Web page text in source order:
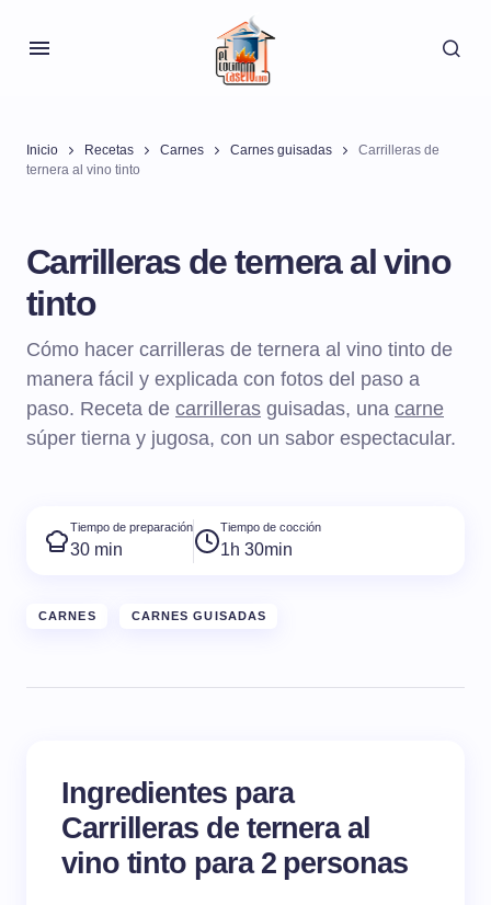
Inicio Recetas Carnes Carnes guisadas
Carrilleras de
ternera al vino tinto
Carrilleras de ternera al vino
tinto
Cómo hacer carrilleras de ternera al vino tinto de
manera fácil y explicada con fotos del paso a
paso. Receta de carrilleras guisadas, una carne
súper tierna y jugosa, con un sabor espectacular.
Tiempo de preparación
30 min
Tiempo de cocción
1h 30min
CARNES CARNES GUISADAS
Ingredientes para
Carrilleras de ternera al
vino tinto para 2 personas